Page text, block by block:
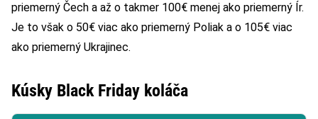
priemerný Čech a až o takmer 100€ menej ako priemerný Ír.
Je to však o 50€ viac ako priemerný Poliak a o 105€ viac
ako priemerný Ukrajinec.
Kúsky Black Friday koláča